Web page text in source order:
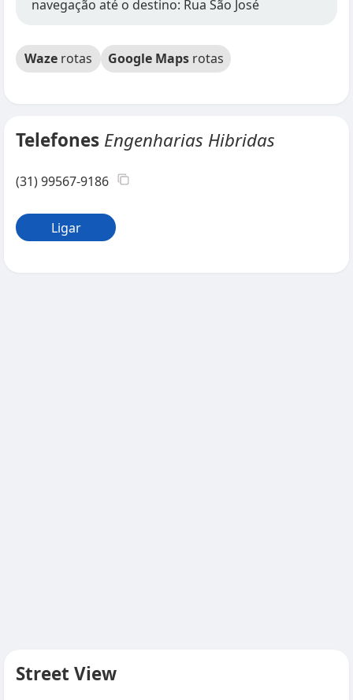
navegação até o destino: Rua São José
Waze rotas Google Maps rotas
Telefones Engenharias Hibridas
(31) 99567-9186
Ligar
Street View